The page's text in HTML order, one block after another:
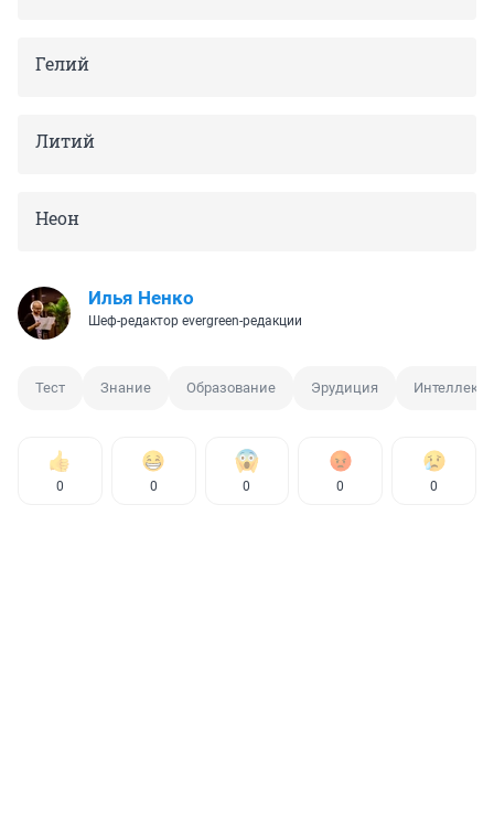
Гелий
Литий
Неон
Илья Ненко
Шеф-редактор evergreen-редакции
Тест Знание Образование Эрудиция Интеллект
0 0 0 0 0